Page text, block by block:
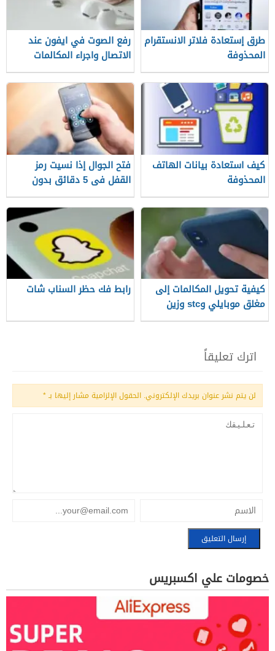
طرق إستعادة فلاتر الانستقرام
المحذوفة
رفع الصوت في ايفون عند
الاتصال واجراء المكالمات
بطريقة سهلة
كيف استعادة بيانات الهاتف
المحذوفة
فتح الجوال إذا نسيت رمز
القفل فى 5 دقائق بدون
فورمات
كيفية تحويل المكالمات إلى
مغلق موبايلي وstc وزين
رابط فك حظر السناب شات
اترك تعليقاً
لن يتم نشر عنوان بريدك الإلكتروني. الحقول الإلزامية مشار إليها بـ*
خصومات علي اكسبريس